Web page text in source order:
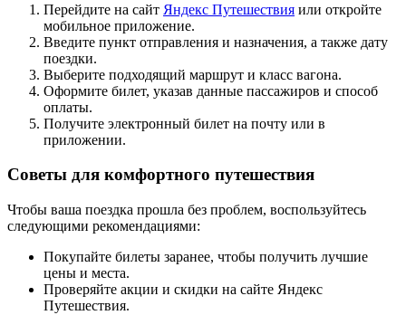
Перейдите на сайт Яндекс Путешествия или откройте
мобильное приложение.
Введите пункт отправления и назначения, а также дату
поездки.
Выберите подходящий маршрут и класс вагона.
Оформите билет, указав данные пассажиров и способ
оплаты.
Получите электронный билет на почту или в
приложении.
Советы для комфортного путешествия
Чтобы ваша поездка прошла без проблем, воспользуйтесь
следующими рекомендациями:
Покупайте билеты заранее, чтобы получить лучшие
цены и места.
Проверяйте акции и скидки на сайте Яндекс
Путешествия.